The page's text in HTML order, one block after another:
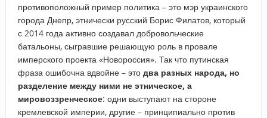
противоположный пример политика – это мэр украинского
города Днепр, этнически русский Борис Филатов, который
с 2014 года активно создавал добровольческие
батальоны, сыгравшие решающую роль в провале
имперского проекта «Новороссия». Так что путинская
фраза ошибочна вдвойне – это два разных народа, но
разделение между ними не этническое, а
мировоззренческое: одни выступают на стороне
кремлевской империи, другие – принципиально против